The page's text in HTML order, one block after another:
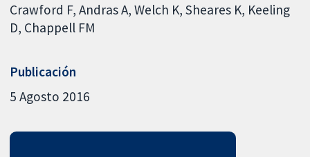
Crawford F Andras A Welch K Sheares K Keeling
D Chappell FM
Publicación
5 Agosto 2016